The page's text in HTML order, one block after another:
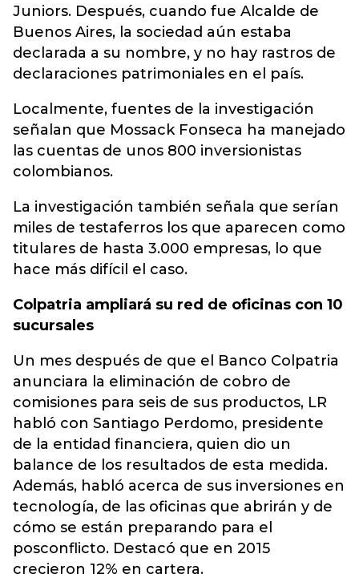
Juniors. Después, cuando fue Alcalde de
Buenos Aires, la sociedad aún estaba
declarada a su nombre, y no hay rastros de
declaraciones patrimoniales en el país.
Localmente, fuentes de la investigación
señalan que Mossack Fonseca ha manejado
las cuentas de unos 800 inversionistas
colombianos.
La investigación también señala que serían
miles de testaferros los que aparecen como
titulares de hasta 3.000 empresas, lo que
hace más difícil el caso.
Colpatria ampliará su red de oficinas con 10
sucursales
Un mes después de que el Banco Colpatria
anunciara la eliminación de cobro de
comisiones para seis de sus productos, LR
habló con Santiago Perdomo, presidente
de la entidad financiera, quien dio un
balance de los resultados de esta medida.
Además, habló acerca de sus inversiones en
tecnología, de las oficinas que abrirán y de
cómo se están preparando para el
posconflicto. Destacó que en 2015
crecieron 12% en cartera.